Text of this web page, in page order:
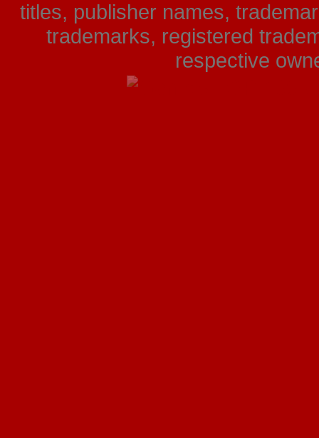
titles, publisher names,
trademarks, registered
respective